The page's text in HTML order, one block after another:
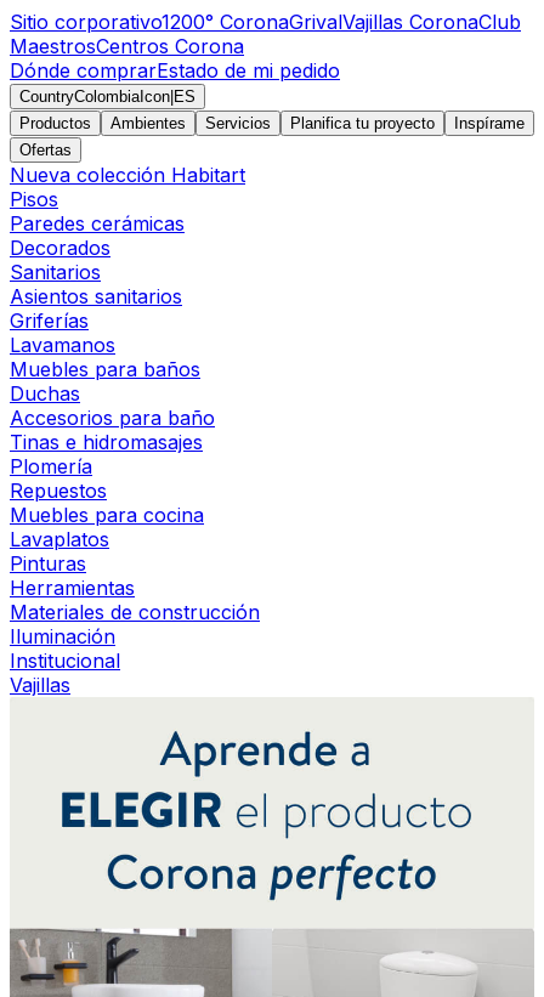
Sitio corporativo1200° CoronaGrivalVajillas CoronaClub
MaestrosCentros Corona
Dónde comprarEstado de mi pedido
CountryColombiaIcon ES
Productos
Ambientes Servicios Planifica tu proyecto
Inspírame
Ofertas
Nueva colección Habitart
Pisos
Paredes cerámicas
Decorados
Sanitarios
Asientos sanitarios
Griferías
Lavamanos
Muebles para baños
Duchas
Accesorios para baño
Tinas e hidromasajes
Plomería
Repuestos
Muebles para cocina
Lavaplatos
Pinturas
Herramientas
Materiales de construcción
Iluminación
Institucional
Vajillas